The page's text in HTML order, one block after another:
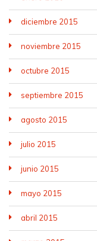
diciembre 2015
noviembre 2015
octubre 2015
septiembre 2015
agosto 2015
julio 2015
junio 2015
mayo 2015
abril 2015